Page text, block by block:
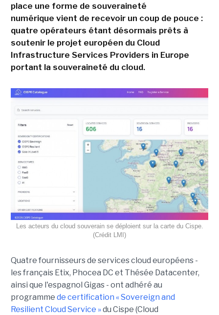
place une forme de souveraineté
numérique vient de recevoir un coup de pouce :
quatre opérateurs étant désormais prêts à
soutenir le projet européen du Cloud
Infrastructure Services Providers in Europe
portant la souveraineté du cloud.
Les acteurs du cloud souverain se déploient sur la carte du Cispe.
(Crédit LMI)
Quatre fournisseurs de services cloud européens -
les français Etix, Phocea DC et Thésée Datacenter,
ainsi que l'espagnol Gigas - ont adhéré au
programme de certification « Sovereign and
Resilient Cloud Service »du Cispe (Cloud